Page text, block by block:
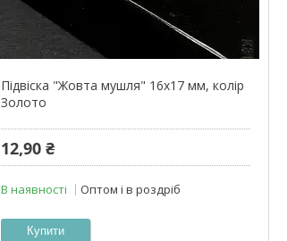
Підвіска "Жовта мушля" 16х17 мм, колір
Золото
12,90 ₴
В наявності Оптом і в роздріб
Купити